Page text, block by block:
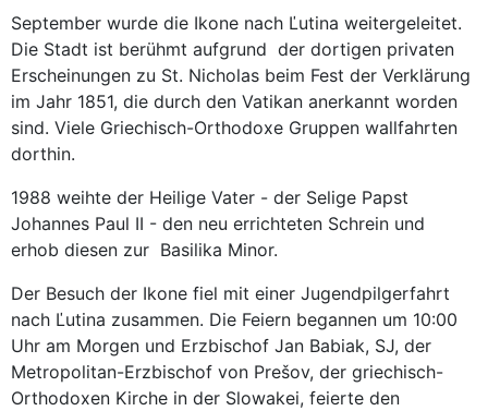
September wurde die Ikone nach Ľutina weitergeleitet.
Die Stadt ist berühmt aufgrund der dortigen privaten
Erscheinungen zu St. Nicholas beim Fest der Verklärung
im Jahr 1851, die durch den Vatikan anerkannt worden
sind. Viele Griechisch-Orthodoxe Gruppen wallfahrten
dorthin.
1988 weihte der Heilige Vater - der Selige Papst
Johannes Paul II - den neu errichteten Schrein und
erhob diesen zur Basilika Minor.
Der Besuch der Ikone fiel mit einer Jugendpilgerfahrt
nach Ľutina zusammen. Die Feiern begannen um 10:00
Uhr am Morgen und Erzbischof Jan Babiak, SJ, der
Metropolitan-Erzbischof von Prešov, der griechisch-
Orthodoxen Kirche in der Slowakei, feierte den